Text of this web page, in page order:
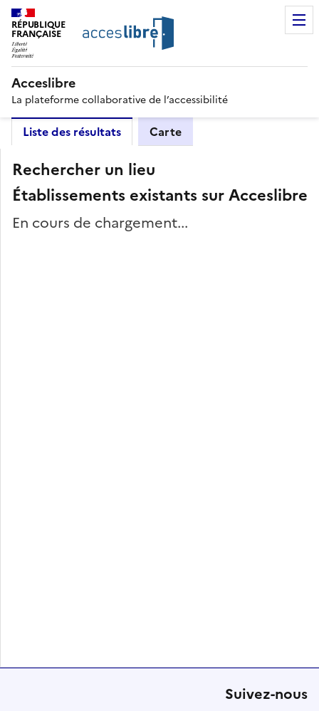
RÉPUBLIQUE
FRANÇAISE
Acceslibre
La plateforme collaborative de l’accessibilité
Liste des résultats Carte
Rechercher un lieu
Établissements existants sur Acceslibre
En cours de chargement...
Suivez-nous